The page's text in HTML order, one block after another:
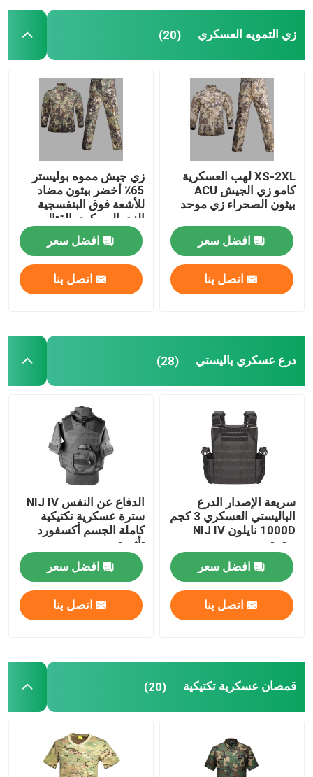
النماذج العسكرية الحديثة
الزي العسكري المخصص
زي التمويه العسكري (20)
XS-2XL لهب العسكرية
كامو زي الجيش ACU
بيثون الصحراء زي موحد
افضل سعر
اتصل بنا
زي جيش مموه بوليستر
65٪ أخضر بيثون مضاد
للأشعة فوق البنفسجية
الزي العسكري القتالي
افضل سعر
اتصل بنا
درع عسكري باليستي (28)
سريعة الإصدار الدرع
الباليستي العسكري 3 كجم
1000D نايلون NIJ IV
سترة
افضل سعر
اتصل بنا
الدفاع عن النفس NIJ IV
سترة عسكرية تكتيكية
كاملة الجسم أكسفورد
تأثير توسيد
افضل سعر
اتصل بنا
قمصان عسكرية تكتيكية (20)